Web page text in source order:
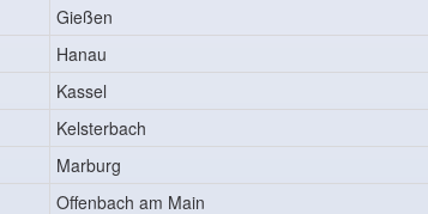
Gießen
Hanau
Kassel
Kelsterbach
Marburg
Offenbach am Main